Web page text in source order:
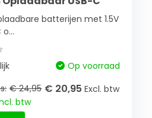
batterijen met 1.5V
Op voorraad
€ 24,95 € 20,95Excl. btw
btw